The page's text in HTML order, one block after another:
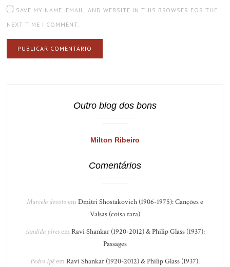
SAVE MY NAME, EMAIL, AND WEBSITE IN THIS BROWSER FOR THE
NEXT TIME I COMMENT.
Outro blog dos bons
Milton Ribeiro
Comentários
Marcelo devotoem Dmitri Shostakovich (1906-1975): Canções e
Valsas (coisa rara)
candida piresem Ravi Shankar (1920-2012) & Philip Glass (1937):
Passages
Pedro Ipêem Ravi Shankar (1920-2012) & Philip Glass (1937):